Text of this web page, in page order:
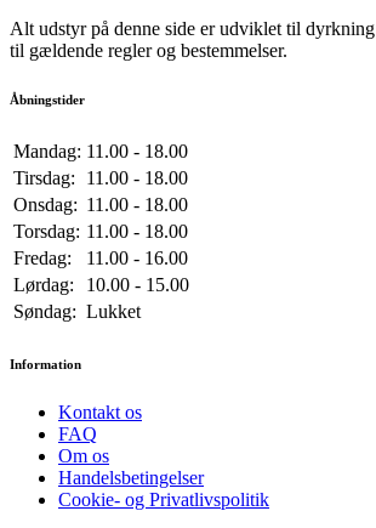
Alt udstyr på denne side er udviklet til
til gældende regler og bestemmelser.
Åbningstider
Mandag: 11.00 - 18.00
Tirsdag:
11.00 - 18.00
Onsdag: 11.00 - 18.00
Torsdag: 11.00 - 18.00
Fredag:
11.00 - 16.00
Lørdag:
10.00 - 15.00
Søndag: Lukket
Information
Kontakt os
FAQ
Om os
Handelsbetingelser
Cookie- og Privatlivspolitik